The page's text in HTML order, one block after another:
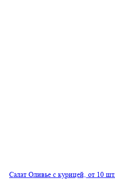
Салат Оливье с курицей, от 10 шт.